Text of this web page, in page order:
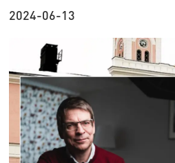
2024-06-13